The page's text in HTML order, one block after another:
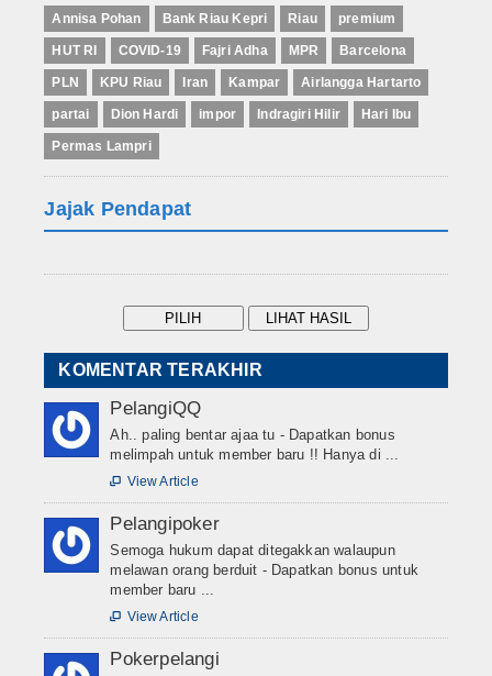
Annisa Pohan Bank Riau Kepri Riau premium
HUT RI COVID-19 Fajri Adha MPR Barcelona
PLN KPU Riau Iran Kampar Airlangga Hartarto
partai Dion Hardi impor Indragiri Hilir Hari Ibu
Permas Lampri
Jajak Pendapat
KOMENTAR TERAKHIR
PelangiQQ
Ah.. paling bentar ajaa tu - Dapatkan bonus
melimpah untuk member baru !! Hanya di ...
 View Article
Pelangipoker
Semoga hukum dapat ditegakkan walaupun
melawan orang berduit - Dapatkan bonus untuk
member baru ...
 View Article
Pokerpelangi